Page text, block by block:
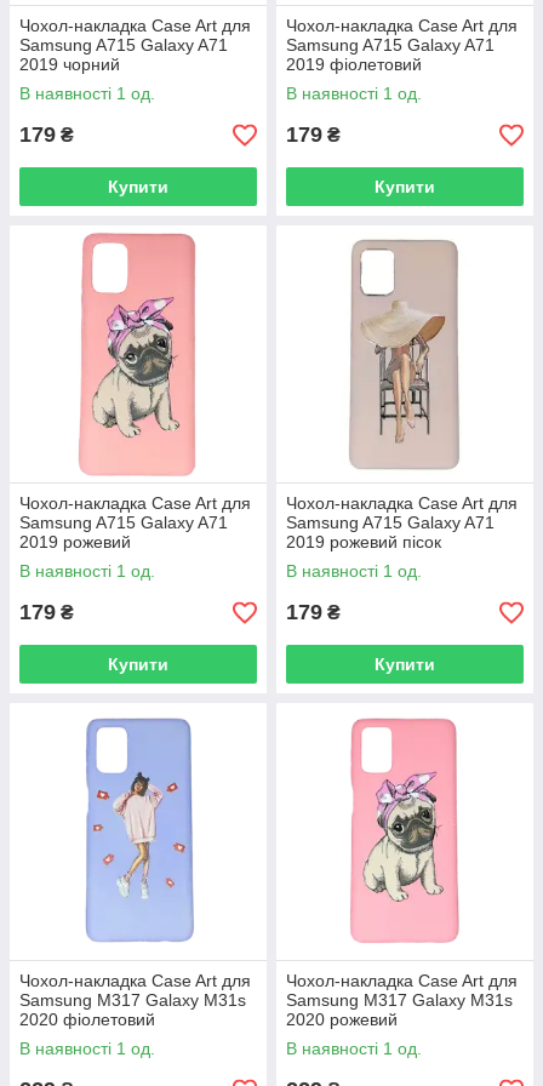
Чохол-накладка Case Art для
Samsung A715 Galaxy A71
2019 чорний
В наявності 1 од.
179 ₴
Купити
Чохол-накладка Case Art для
Samsung A715 Galaxy A71
2019 фіолетовий
В наявності 1 од.
179 ₴
Купити
Чохол-накладка Case Art для
Samsung A715 Galaxy A71
2019 рожевий
В наявності 1 од.
179 ₴
Купити
Чохол-накладка Case Art для
Samsung A715 Galaxy A71
2019 рожевий пісок
В наявності 1 од.
179 ₴
Купити
Чохол-накладка Case Art для
Samsung M317 Galaxy M31s
2020 фіолетовий
В наявності 1 од.
Чохол-накладка Case Art для
Samsung M317 Galaxy M31s
2020 рожевий
В наявності 1 од.